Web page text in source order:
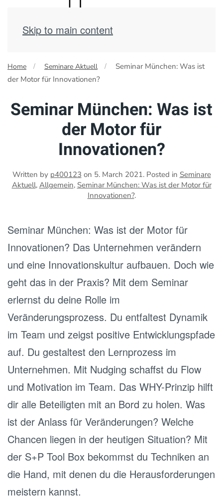
Skip to main content
Home Seminare Aktuell
Seminar München: Was ist
der Motor für Innovationen?
Seminar München: Was ist
der Motor für
Innovationen?
Written by p400123 on 5. March 2021. Posted in Seminare
Aktuell, Allgemein, Seminar München: Was ist der Motor für
Innovationen?.
Seminar München: Was ist der Motor für
Innovationen? Das Unternehmen verändern
und eine Innovationskultur aufbauen. Doch wie
geht das in der Praxis? Mit dem Seminar
erlernst du deine Rolle im
Veränderungsprozess. Du entfaltest Dynamik
im Team und zeigst positive Entwicklungspfade
auf. Du gestaltest den Lernprozess im
Unternehmen. Mit Nudging schaffst du Flow
und Motivation im Team. Das WHY-Prinzip hilft
dir alle Beteiligten mit an Bord zu holen. Was
ist der Anlass für Veränderungen? Welche
Chancen liegen in der heutigen Situation? Mit
der S+P Tool Box bekommst du Techniken an
die Hand, mit denen du die Herausforderungen
meistern kannst.